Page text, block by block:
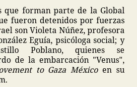
que forman parte de la Global
fueron detenidos por fuerzas
son Violeta Núñez, profesora
Eguía, psicóloga social; y
Poblano, quienes se
de la embarcación "Venus",
to Gaza Méxicoen su